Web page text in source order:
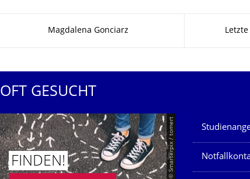
Magdalena Gonciarz
OFT GESUCHT
© Smarterpix / tomert
FINDEN!
Unsere